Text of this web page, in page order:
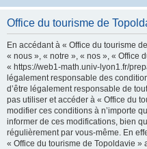
Office du tourisme de
En accédant à « Office du tourisme
« nous », « notre », « nos », « Office
« https://web1-math.univ-lyon1.fr/
légalement responsable des
d’être légalement responsable de
pas utiliser et accéder à « Office du
modifier ces conditions à n’importe
informer de ces modifications, bien
régulièrement par vous-même. En
« Office du tourisme de Topoldavie